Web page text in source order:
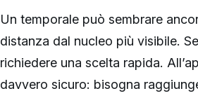
Un temporale può sembrare
distanza dal nucleo più visibile.
richiedere una scelta rapida.
davvero sicuro: bisogna